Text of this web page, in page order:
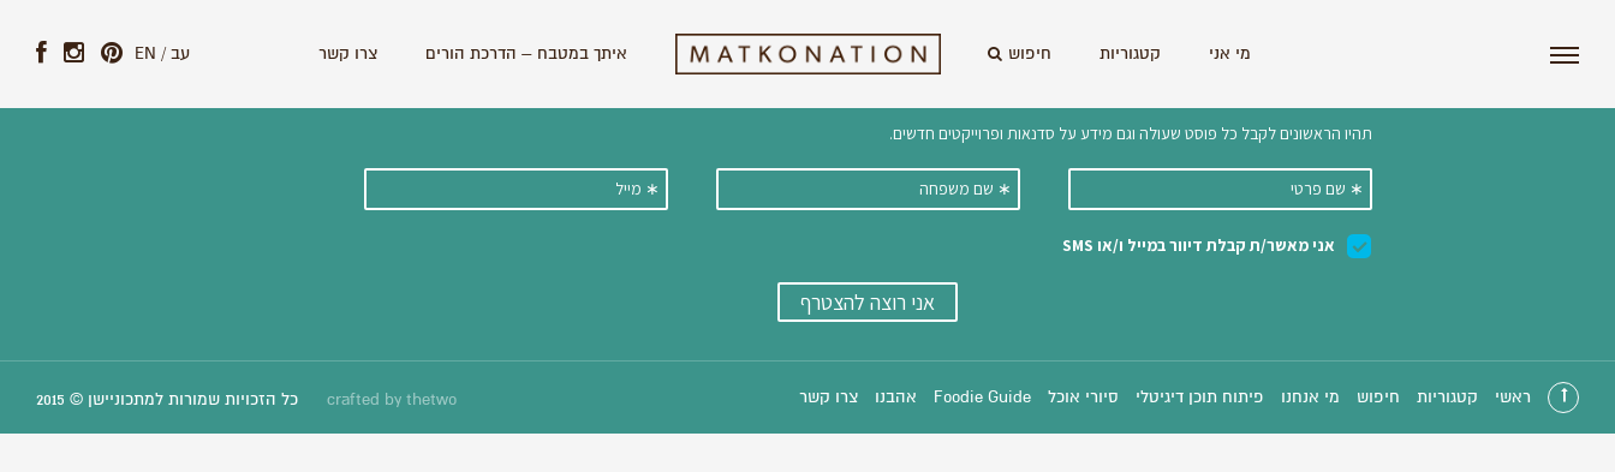
מי אני קטגוריות חיפוש איתך במטבח – הדרכת הורים צרו קשר EN / עב
הצטרפו לניוזלטר שלנו וקבלו ישירות למייל עדכונים על מתכונים וסיפורים חדשים:
ראשי קטגוריות חיפוש מי אנחנו פיתוח תוכן דיגיטלי סיורי אוכל Foodie Guide אהבנו צרו קשר crafted by thetwo כל הזכויות שמורות למתכוניישן © 2015